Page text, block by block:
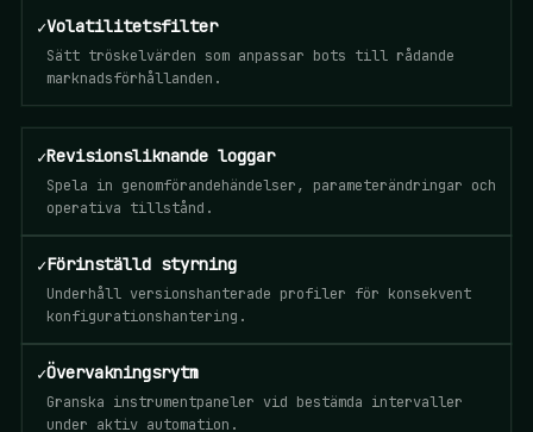
✓Volatilitetsfilter
Sätt tröskelvärden som anpassar bots till rådande
marknadsförhållanden.
✓Revisionsliknande loggar
Spela in genomförandehändelser, parameterändringar och
operativa tillstånd.
✓Förinställd styrning
Underhåll versionshanterade profiler för konsekvent
konfigurationshantering.
✓Övervakningsrytm
Granska instrumentpaneler vid bestämda intervaller
under aktiv automation.